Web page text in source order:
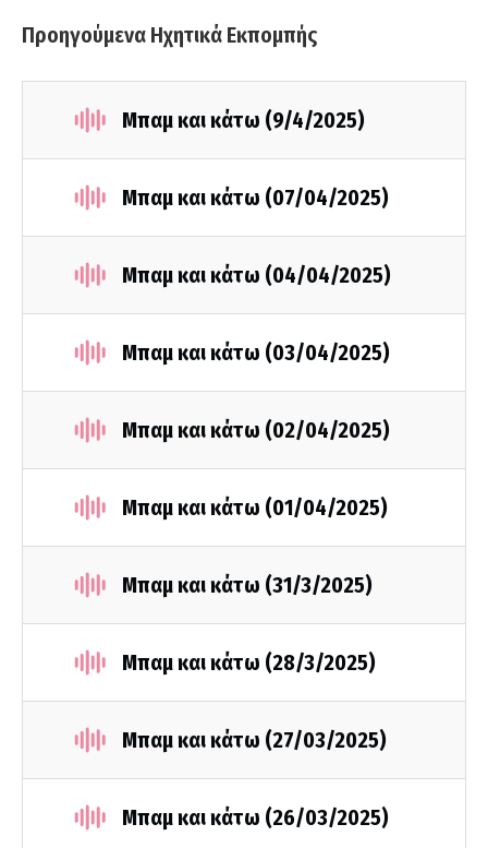
Προηγούμενα Ηχητικά Εκπομπής
Μπαμ και κάτω (9/4/2025)
Μπαμ και κάτω (07/04/2025)
Μπαμ και κάτω (04/04/2025)
Μπαμ και κάτω (03/04/2025)
Μπαμ και κάτω (02/04/2025)
Μπαμ και κάτω (01/04/2025)
Μπαμ και κάτω (31/3/2025)
Μπαμ και κάτω (28/3/2025)
Μπαμ και κάτω (27/03/2025)
Μπαμ και κάτω (26/03/2025)